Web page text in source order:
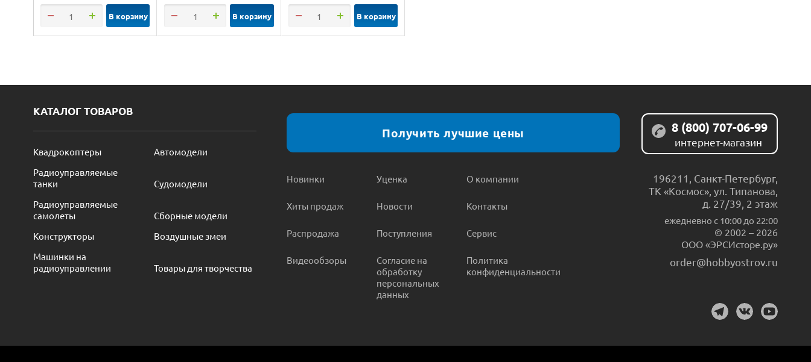
В корзину В корзину В корзину
КАТАЛОГ ТОВАРОВ
Квадрокоптеры
Автомодели
Радиоуправляемые
танки
Судомодели
Радиоуправляемые
самолеты
Сборные модели
Конструкторы
Воздушные змеи
Машинки на
радиоуправлении
Товары для творчества
Получить лучшие цены
Новинки
Хиты продаж
Распродажа
Видеообзоры
Уценка
Новости
Поступления
Согласие на
обработку
персональных
данных
О компании
Контакты
Сервис
Политика
конфиденциальности
8 (800) 707-06-99
интернет-магазин
196211 Санкт-Петербург,
ТК «Космос», ул. Типанова,
д. 27/39, 2 этаж
ежедневно c 10:00 до 22:00
© 2002 – 2026
ООО «ЭРСИсторе.ру»
order@hobbyostrov.ru